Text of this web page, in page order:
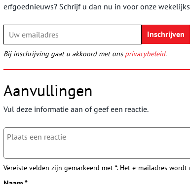
erfgoednieuws? Schrijf u dan nu in voor onze
Bij inschrijving gaat u akkoord met ons privacybeleid.
Aanvullingen
Vul deze informatie aan of geef een reactie.
Vereiste velden zijn gemarkeerd met *. Het e-mailadres